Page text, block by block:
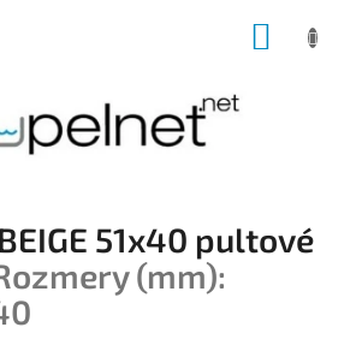
BEIGE 51x40 pultové
(mm):